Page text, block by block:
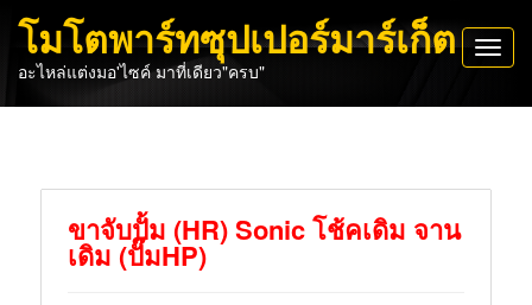
โมโตพาร์ทซุปเปอร์มาร์เก็ต
อะไหล่แต่งมอ'ไซค์ มาที่เดียว"ครบ"
ขาจับปั้ม (HR) Sonic โช้คเดิม จาน
เดิม (ปั๊มHP)